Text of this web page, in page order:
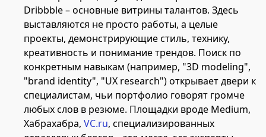
Dribbble – основные витрины талантов. Здесь
выставляются не просто работы, а целые
проекты, демонстрирующие стиль, технику,
креативность и понимание трендов. Поиск по
конкретным навыкам (например, "3D modeling",
"brand identity", "UX research") открывает двери к
специалистам, чьи портфолио говорят громче
любых слов в резюме. Площадки вроде Medium,
Хабрахабра, VC.ru, специализированных